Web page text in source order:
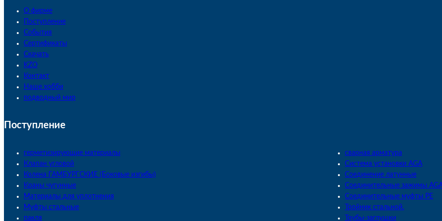
О фирме
Поступление
События
Сертификаты
Скачать
KZO
Контакт
Наше хобби
подводный мир
Поступление
герметизирующие материалы
Клапан угловой
Колена ГАМБУРГСКИЕ (Боковые изгибы)
Краны чугунные
Материалы для уплотнения
Муфты стальные
пакля
сварная арматура
Система установки AGA
Соединение латунные
Соединительные зажимы
Соединительные муфты PE
Тройник стальной.
Трубы-заглушки